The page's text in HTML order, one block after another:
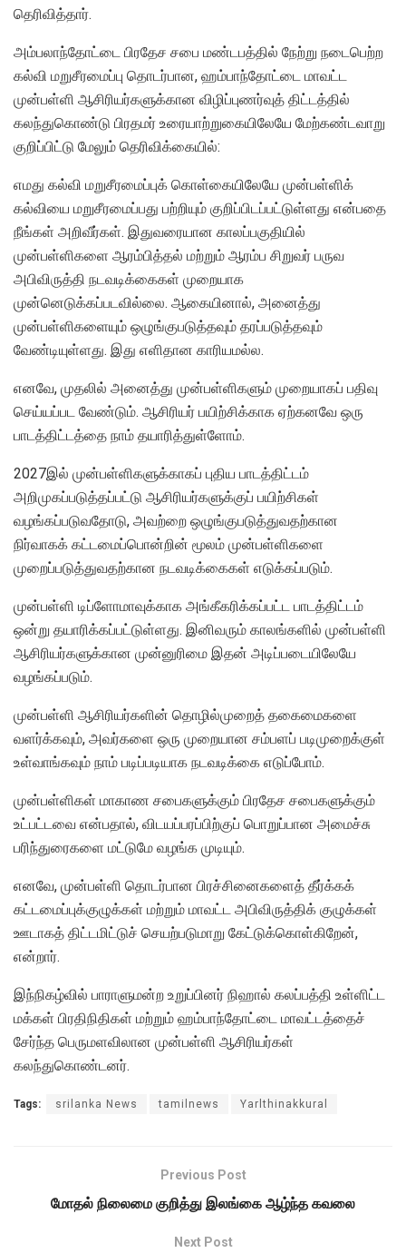
தெரிவித்தார்.
அம்பலாந்தோட்டை பிரதேச சபை மண்டபத்தில் நேற்று நடைபெற்ற
கல்வி மறுசீரமைப்பு தொடர்பான, ஹம்பாந்தோட்டை மாவட்ட
முன்பள்ளி ஆசிரியர்களுக்கான விழிப்புணர்வுத் திட்டத்தில்
கலந்துகொண்டு பிரதமர் உரையாற்றுகையிலேயே மேற்கண்டவாறு
குறிப்பிட்டு மேலும் தெரிவிக்கையில்:
எமது கல்வி மறுசீரமைப்புக் கொள்கையிலேயே முன்பள்ளிக்
கல்வியை மறுசீரமைப்பது பற்றியும் குறிப்பிடப்பட்டுள்ளது என்பதை
நீங்கள் அறிவீர்கள். இதுவரையான காலப்பகுதியில்
முன்பள்ளிகளை ஆரம்பித்தல் மற்றும் ஆரம்ப சிறுவர் பருவ
அபிவிருத்தி நடவடிக்கைகள் முறையாக
முன்னெடுக்கப்படவில்லை. ஆகையினால், அனைத்து
முன்பள்ளிகளையும் ஒழுங்குபடுத்தவும் தரப்படுத்தவும்
வேண்டியுள்ளது. இது எளிதான காரியமல்ல.
எனவே, முதலில் அனைத்து முன்பள்ளிகளும் முறையாகப் பதிவு
செய்யப்பட வேண்டும். ஆசிரியர் பயிற்சிக்காக ஏற்கனவே ஒரு
பாடத்திட்டத்தை நாம் தயாரித்துள்ளோம்.
2027இல் முன்பள்ளிகளுக்காகப் புதிய பாடத்திட்டம்
அறிமுகப்படுத்தப்பட்டு ஆசிரியர்களுக்குப் பயிற்சிகள்
வழங்கப்படுவதோடு, அவற்றை ஒழுங்குபடுத்துவதற்கான
நிர்வாகக் கட்டமைப்பொன்றின் மூலம் முன்பள்ளிகளை
முறைப்படுத்துவதற்கான நடவடிக்கைகள் எடுக்கப்படும்.
முன்பள்ளி டிப்ளோமாவுக்காக அங்கீகரிக்கப்பட்ட பாடத்திட்டம்
ஒன்று தயாரிக்கப்பட்டுள்ளது. இனிவரும் காலங்களில் முன்பள்ளி
ஆசிரியர்களுக்கான முன்னுரிமை இதன் அடிப்படையிலேயே
வழங்கப்படும்.
முன்பள்ளி ஆசிரியர்களின் தொழில்முறைத் தகைமைகளை
வளர்க்கவும், அவர்களை ஒரு முறையான சம்பளப் படிமுறைக்குள்
உள்வாங்கவும் நாம் படிப்படியாக நடவடிக்கை எடுப்போம்.
முன்பள்ளிகள் மாகாண சபைகளுக்கும் பிரதேச சபைகளுக்கும்
உட்பட்டவை என்பதால், விடயப்பரப்பிற்குப் பொறுப்பான அமைச்சு
பரிந்துரைகளை மட்டுமே வழங்க முடியும்.
எனவே, முன்பள்ளி தொடர்பான பிரச்சினைகளைத் தீர்க்கக்
கட்டமைப்புக்குழுக்கள் மற்றும் மாவட்ட அபிவிருத்திக் குழுக்கள்
ஊடாகத் திட்டமிட்டுச் செயற்படுமாறு கேட்டுக்கொள்கிறேன்,
என்றார்.
இந்நிகழ்வில் பாராளுமன்ற உறுப்பினர் நிஹால் கலப்பத்தி உள்ளிட்ட
மக்கள் பிரதிநிதிகள் மற்றும் ஹம்பாந்தோட்டை மாவட்டத்தைச்
சேர்ந்த பெருமளவிலான முன்பள்ளி ஆசிரியர்கள்
கலந்துகொண்டனர்.
Tags: srilanka News tamilnews Yarlthinakkural
Previous Post
மோதல் நிலைமை குறித்து இலங்கை ஆழ்ந்த கவலை
Next Post